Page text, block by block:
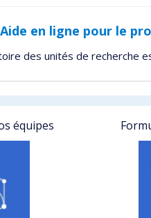
Aide en ligne pour le
des unités de recherche
équipes